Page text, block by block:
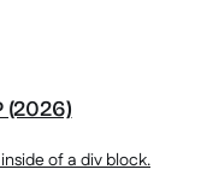
(2026)
of a div block.